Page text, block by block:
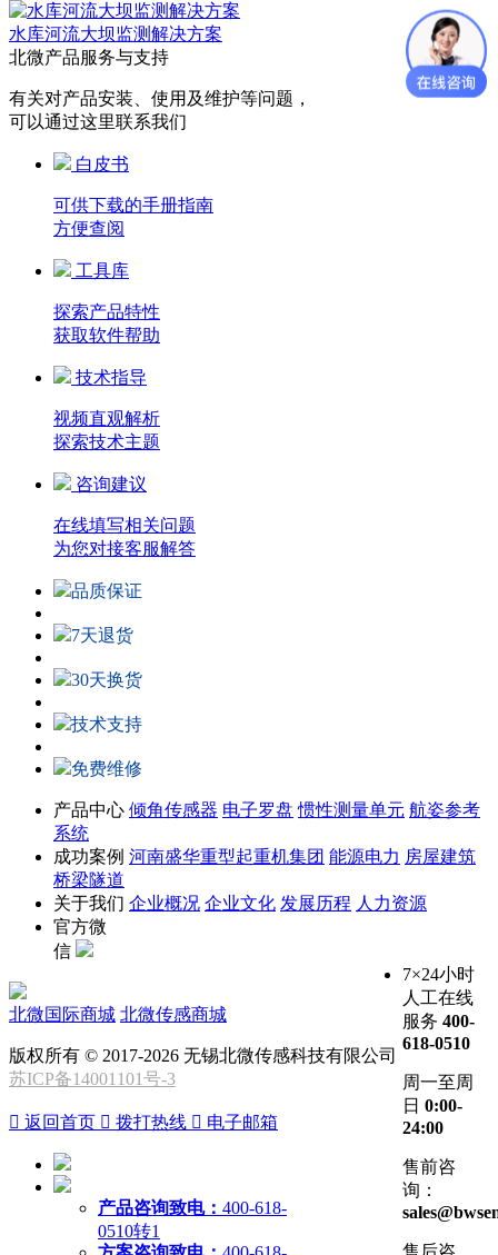
水库河流大坝监测解决方案
北微产品服务与支持
有关对产品安装、使用及维护等问题，
可以通过这里联系我们
白皮书
可供下载的手册指南
方便查阅
工具库
探索产品特性
获取软件帮助
技术指导
视频直观解析
探索技术主题
咨询建议
在线填写相关问题
为您对接客服解答
品质保证
7天退货
30天换货
技术支持
免费维修
产品中心 倾角传感器 电子罗盘 惯性测量单元 航姿参考
系统
成功案例 河南盛华重型起重机集团 能源电力 房屋建筑
桥梁隧道
关于我们 企业概况 企业文化 发展历程 人力资源
官方微
信
7×24小时
人工在线
服务 400-
618-0510
周一至周
日 0:00-
24:00
售前咨
询：
售后咨
北微国际商城 北微传感商城
版权所有 © 2017-2026 无锡北微传感科技有限公司
苏ICP备14001101号-3
 返回首页  拨打热线  电子邮箱
产品咨询致电： 400-618-
0510转1